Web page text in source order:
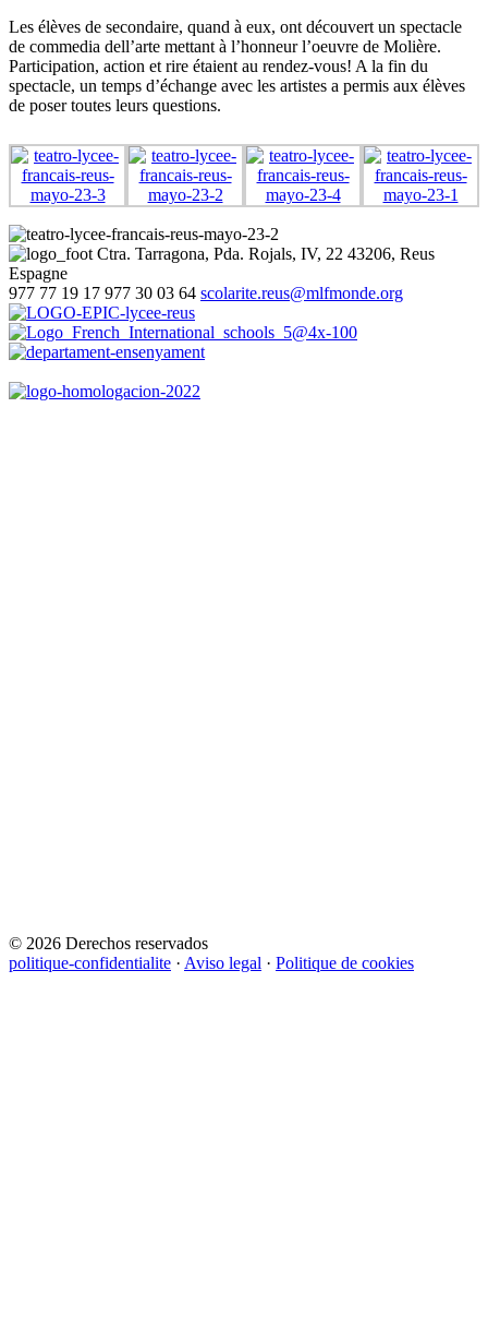
Les élèves de secondaire, quand à eux, ont découvert un spectacle
de commedia dell’arte mettant à l’honneur l’oeuvre de Molière.
Participation, action et rire étaient au rendez-vous! A la fin du
spectacle, un temps d’échange avec les artistes a permis aux élèves
de poser toutes leurs questions.
Ctra. Tarragona, Pda. Rojals, IV, 22 43206, Reus
Espagne
977 77 19 17 977 30 03 64 scolarite.reus@mlfmonde.org
© 2026 Derechos reservados
politique-confidentialite · Aviso legal · Politique de cookies